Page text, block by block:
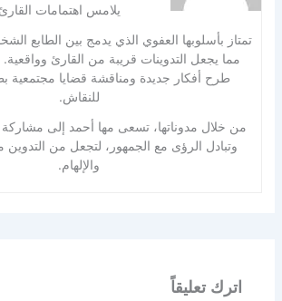
يلامس اهتمامات
تمتاز بأسلوبها العفوي الذي يدمج بين الطابع
مما يجعل التدوينات قريبة من القارئ
طرح أفكار جديدة ومناقشة قضايا مجتمعية
للنقاش.
من خلال مدوناتها، تسعى مها أحمد إلى مشاركة
وتبادل الرؤى مع الجمهور، لتجعل من
والإلهام.
اترك تعليقاً